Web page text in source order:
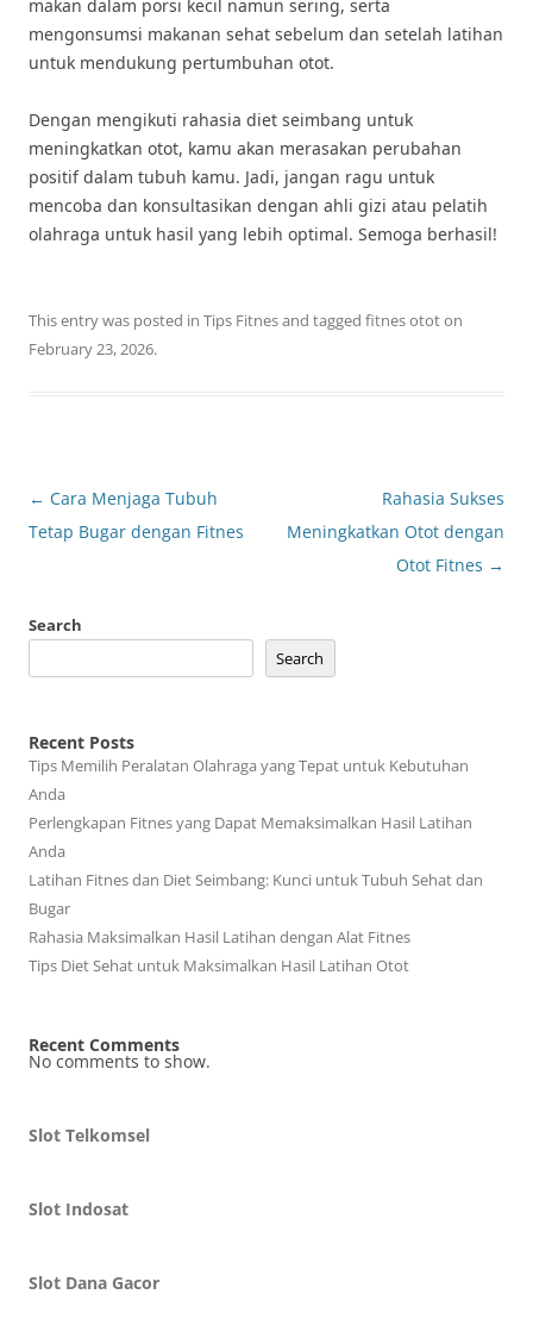
makan dalam porsi kecil namun sering, serta
mengonsumsi makanan sehat sebelum dan setelah latihan
untuk mendukung pertumbuhan otot.
Dengan mengikuti rahasia diet seimbang untuk
meningkatkan otot, kamu akan merasakan perubahan
positif dalam tubuh kamu. Jadi, jangan ragu untuk
mencoba dan konsultasikan dengan ahli gizi atau pelatih
olahraga untuk hasil yang lebih optimal. Semoga berhasil!
This entry was posted in Tips Fitnesand tagged fitnes ototon
February 23, 2026.
Post
navigation
← Cara Menjaga Tubuh
Tetap Bugar dengan Fitnes
Rahasia Sukses
Meningkatkan Otot dengan
Otot Fitnes →
Search
Search
Recent Posts
Tips Memilih Peralatan Olahraga yang Tepat untuk Kebutuhan
Anda
Perlengkapan Fitnes yang Dapat Memaksimalkan Hasil Latihan
Anda
Latihan Fitnes dan Diet Seimbang: Kunci untuk Tubuh Sehat dan
Bugar
Rahasia Maksimalkan Hasil Latihan dengan Alat Fitnes
Tips Diet Sehat untuk Maksimalkan Hasil Latihan Otot
Recent Comments
No comments to show.
Slot Telkomsel
Slot Indosat
Slot Dana Gacor